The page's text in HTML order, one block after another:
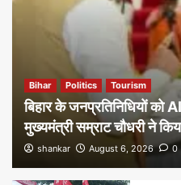
Bihar Politics Tourism
बिहार के जनप्रतिनिधियों को
मुख्यमंत्री सम्राट चौधरी ने
shankar August 6, 2026 0